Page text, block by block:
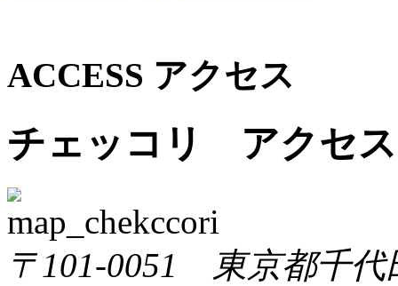
ACCESS アクセス
チェッコリ アクセス
〒101-0051 東京都千